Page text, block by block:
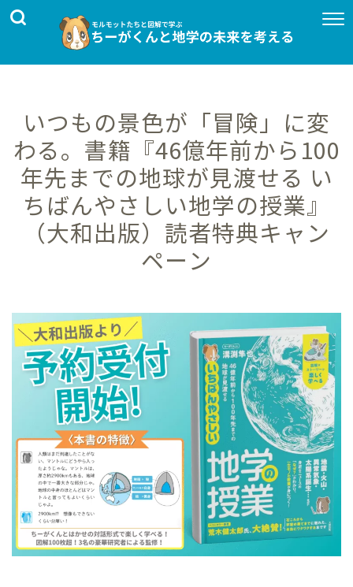
いつもの景色が「冒険」に変
わる。書籍『46億年前から100
年先までの地球が見渡せる い
ちばんやさしい地学の授業』
（大和出版）読者特典キャン
ペーン